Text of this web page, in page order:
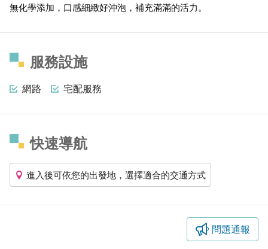
無化學添加，口感細緻好沖泡，補充滿滿的活力。
服務設施
網路 宅配服務
快速導航
進入後可依您的出發地，選擇適合的交通方式
問題通報